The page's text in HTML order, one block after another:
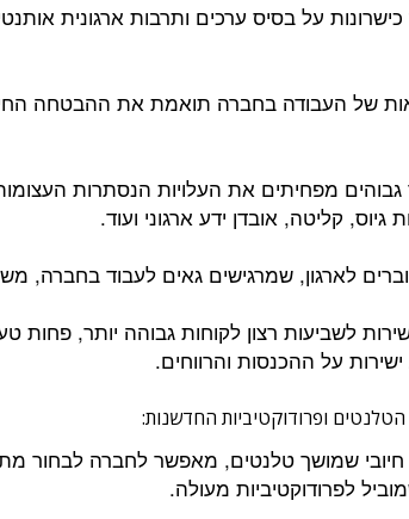
על בסיס ערכים ותרבות ארגונית
של העבודה בחברה תואמת את ההבטחה
גבוהים מפחיתים את העלויות הנסתרות
גיוס, קליטה, אובדן ידע ארגוני ועוד.
לארגון, שמרגישים גאים לעבוד בחברה,
לשביעות רצון לקוחות גבוהה יותר, פחות
על ההכנסות והרווחים.
שמושך טלנטים, מאפשר לחברה לבחור
לפרודוקטיביות מעולה.